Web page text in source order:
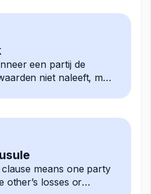
een partij de
niet naleeft, met
means one party
other’s losses or